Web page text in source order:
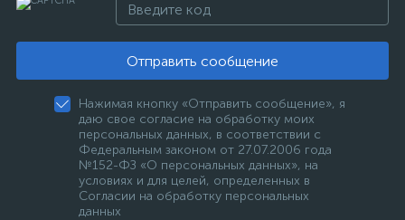
Отправить сообщение
Нажимая кнопку «Отправить сообщение», я
даю свое согласие на обработку моих
персональных данных, в соответствии с
Федеральным законом от 27.07.2006 года
№152-ФЗ «О персональных данных», на
условиях и для целей, определенных в
Согласии на обработку персональных
данных